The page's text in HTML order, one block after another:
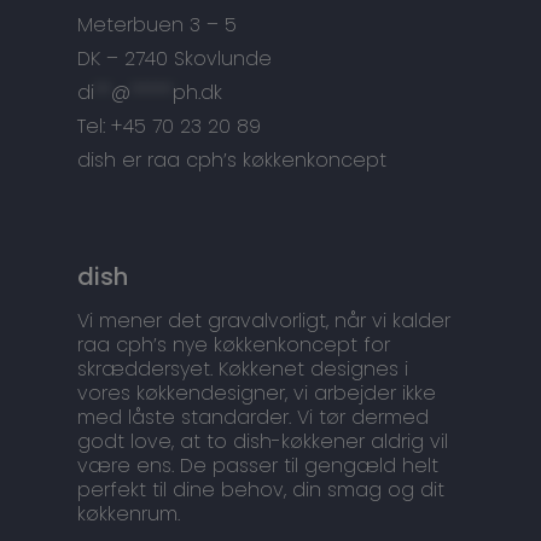
Meterbuen 3 – 5
DK – 2740 Skovlunde
di
@
ph.dk
Tel: +45 70 23 20 89
dish er raa cph’s køkkenkoncept
dish
Vi mener det gravalvorligt, når vi kalder
raa cph’s nye køkkenkoncept for
skræddersyet. Køkkenet designes i
vores køkkendesigner, vi arbejder ikke
med låste standarder. Vi tør dermed
godt love, at to dish-køkkener aldrig vil
være ens. De passer til gengæld helt
perfekt til dine behov, din smag og dit
køkkenrum.